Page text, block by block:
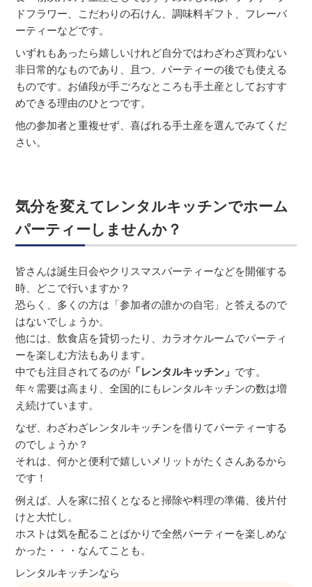
ドフラワー、こだわりの石けん、調味料ギフト、フレーバ
ーティーなどです。
いずれもあったら嬉しいけれど自分ではわざわざ買わない
非日常的なものであり、且つ、パーティーの後でも使える
ものです。お値段が手ごろなところも手土産としておすす
めできる理由のひとつです。
他の参加者と重複せず、喜ばれる手土産を選んでみてくだ
さい。
気分を変えてレンタルキッチンでホーム
パーティーしませんか？
皆さんは誕生日会やクリスマスパーティーなどを開催する
時、どこで行いますか？
恐らく、多くの方は「参加者の誰かの自宅」と答えるので
はないでしょうか。
他には、飲食店を貸切ったり、カラオケルームでパーティ
ーを楽しむ方法もあります。
中でも注目されてるのが 「レンタルキッチン」 です。
年々需要は高まり、全国的にもレンタルキッチンの数は増
え続けています。
なぜ、わざわざレンタルキッチンを借りてパーティーする
のでしょうか？
それは、何かと便利で嬉しいメリットがたくさんあるから
です！
例えば、人を家に招くとなると掃除や料理の準備、後片付
けと大忙し。
ホストは気を配ることばかりで全然パーティーを楽しめな
かった・・・なんてことも。
レンタルキッチンなら